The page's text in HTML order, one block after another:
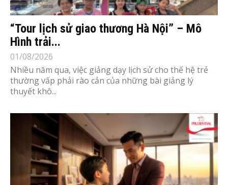
“Tour lịch sử giao thương Hà Nội” – Mô
Hình trải...
01/08/2026
Nhiều năm qua, việc giảng dạy lịch sử cho thế hệ trẻ
thường vấp phải rào cản của những bài giảng lý
thuyết khô...